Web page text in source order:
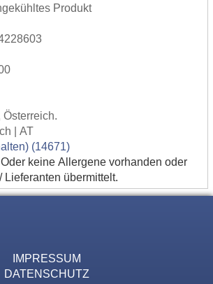
Produkt
| AT
(14671)
keine Allergene vorhanden oder
übermittelt.
IMPRESSUM
DATENSCHUTZ